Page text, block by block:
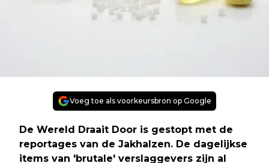
Voeg toe als voorkeursbron op Google
De Wereld Draait Door is gestopt met de
reportages van de Jakhalzen. De dagelijkse
items van 'brutale' verslaggevers zijn al